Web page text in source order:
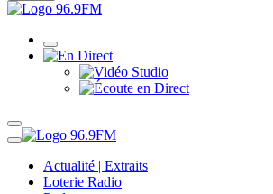
Actualité | Extraits
Loterie Radio